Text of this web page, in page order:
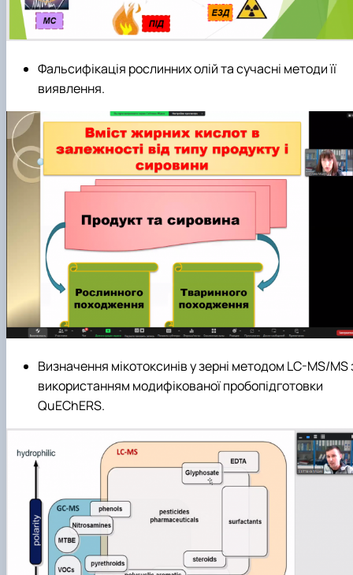
Фальсифікація рослинних олій та сучасні методи її
виявлення.
Визначення мікотоксинів у зерні методом LC-MS/MS
використанням модифікованої пробопідготовки
QuEChERS.